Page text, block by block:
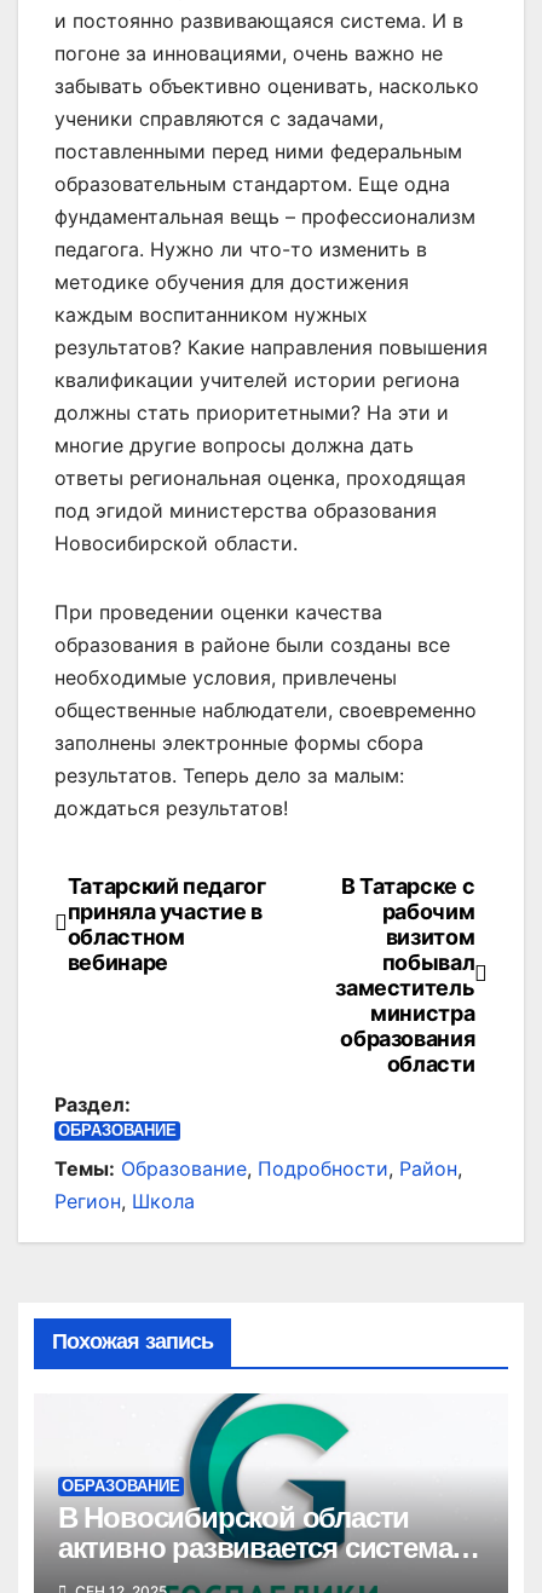
и постоянно развивающаяся система. И в
погоне за инновациями, очень важно не
забывать объективно оценивать, насколько
ученики справляются с задачами,
поставленными перед ними федеральным
образовательным стандартом. Еще одна
фундаментальная вещь – профессионализм
педагога. Нужно ли что-то изменить в
методике обучения для достижения
каждым воспитанником нужных
результатов? Какие направления повышения
квалификации учителей истории региона
должны стать приоритетными? На эти и
многие другие вопросы должна дать
ответы региональная оценка, проходящая
под эгидой министерства образования
Новосибирской области.
При проведении оценки качества
образования в районе были созданы все
необходимые условия, привлечены
общественные наблюдатели, своевременно
заполнены электронные формы сбора
результатов. Теперь дело за малым:
дождаться результатов!
Навигация
по
В Татарске с
рабочим
визитом
побывал
заместитель
министра
образования
области
Татарский педагог
приняла участие в
областном
вебинаре
Раздел:
ОБРАЗОВАНИЕ
Темы: Образование, Подробности, Район,
Регион, Школа
Похожая запись
ОБРАЗОВАНИЕ
В Новосибирской области
активно развивается система
госпабликов для создания